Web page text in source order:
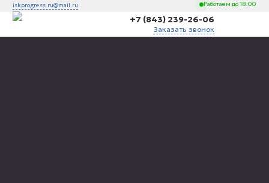
iskprogress.ru@mail.ru Работаем до 18:00
+7 (843) 239-26-06
Заказать звонок